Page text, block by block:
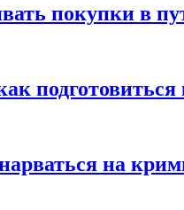
покупки в
на